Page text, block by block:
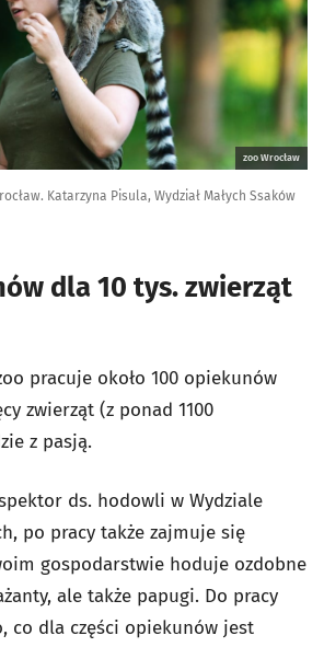
zoo Wrocław
Katarzyna Pisula, Wydział Małych Ssaków
dla 10 tys. zwierząt
pracuje około 100 opiekunów
zwierząt (z ponad 1100
z pasją.
ds. hodowli w Wydziale
po pracy także zajmuje się
gospodarstwie hoduje ozdobne
ale także papugi. Do pracy
co dla części opiekunów jest